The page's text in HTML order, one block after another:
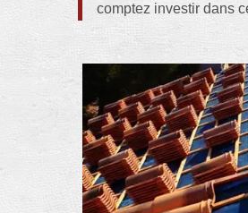
comptez investir dans